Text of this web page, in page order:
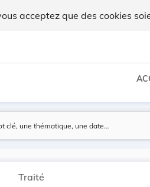
acceptez que des cookies
Traité